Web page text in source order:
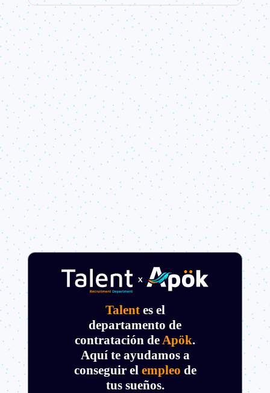
Talentes el
departamento de
contratación de Apök.
Aquí te ayudamos a
conseguir el empleo de
tus sueños.